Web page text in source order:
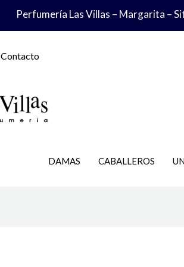
Perfumería Las Villas – Margarita –
Contacto
DAMAS CABALLEROS